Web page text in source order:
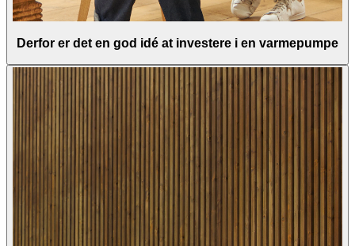
Derfor er det en god idé at investere i en varmepumpe